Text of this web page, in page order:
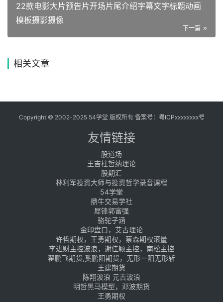
22款电影大片预告片开场片尾介绍字幕文字标题动画
模板摄影摄像
下一篇
相关文章
Copyright © 2002-2025 54学堂 版权所有 备案号： 粤ICPxxxxxxxx号
友情链接
股道场
王吉柱哲纳理论
股期汇
林利军投资大师与投资哲学录音课程
54学堂
鼎牛交易学社
犀锋郭富强
骆驼子涵
金印盘口，艾古理论
许哲期权，王勇期权，蔡森期权滚量
李进财主控波浪，谢佳颖主控，南松主控
翟鹏飞期货,奚鹏阳期货，无形一阳无形斩
王建期货
陈翔波浪 元吉波浪
明哲黑马模型，邓波期货
王勇期权